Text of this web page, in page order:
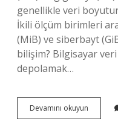
genellikle veri
İkili ölçüm birimleri
(MiB) ve siberbayt
bilişim? Bilgisayar
depolamak…
Devamını okuyun
Birimi